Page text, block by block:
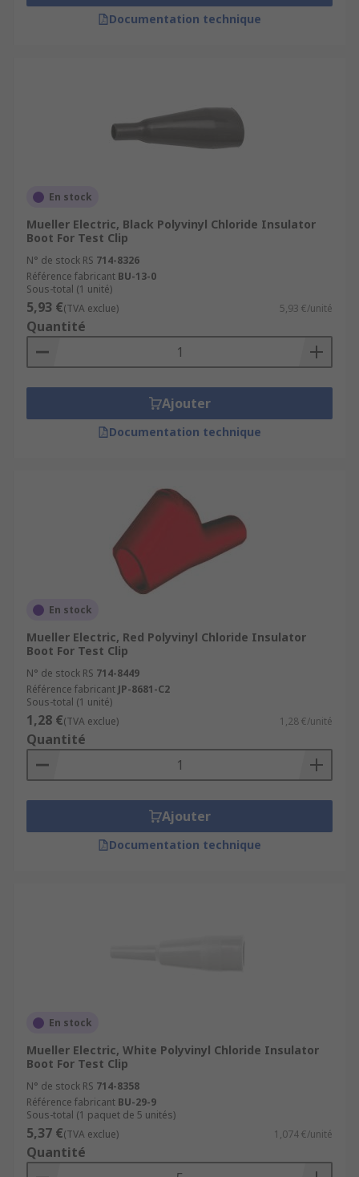
Documentation technique
En stock
Mueller Electric, Black Polyvinyl Chloride Insulator
Boot For Test Clip
N° de stock RS 714-8326
Référence fabricant BU-13-0
Sous-total (1 unité)
5,93 €(TVA exclue) 5,93 €/unité
Quantité
Ajouter
Documentation technique
En stock
Mueller Electric, Red Polyvinyl Chloride Insulator
Boot For Test Clip
N° de stock RS 714-8449
Référence fabricant JP-8681-C2
Sous-total (1 unité)
1,28 €(TVA exclue) 1,28 €/unité
Quantité
Ajouter
Documentation technique
En stock
Mueller Electric, White Polyvinyl Chloride Insulator
Boot For Test Clip
N° de stock RS 714-8358
Référence fabricant BU-29-9
Sous-total (1 paquet de 5 unités)
5,37 €(TVA exclue) 1,074 €/unité
Quantité